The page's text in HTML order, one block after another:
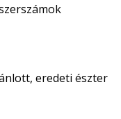
eredeti észter